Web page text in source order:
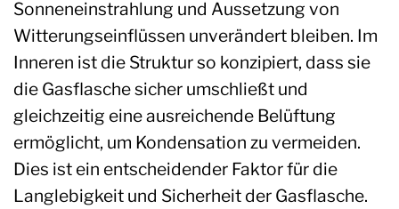
Sonneneinstrahlung und Aussetzung von
Witterungseinflüssen unverändert bleiben. Im
Inneren ist die Struktur so konzipiert, dass sie
die Gasflasche sicher umschließt und
gleichzeitig eine ausreichende Belüftung
ermöglicht, um Kondensation zu vermeiden.
Dies ist ein entscheidender Faktor für die
Langlebigkeit und Sicherheit der Gasflasche.